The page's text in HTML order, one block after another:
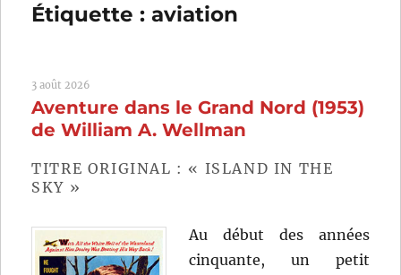
Étiquette :aviation
3 août 2026
Aventure dans le Grand Nord (1953)
de William A. Wellman
TITRE ORIGINAL : « ISLAND IN THE
SKY »
Au début des années
cinquante, un petit